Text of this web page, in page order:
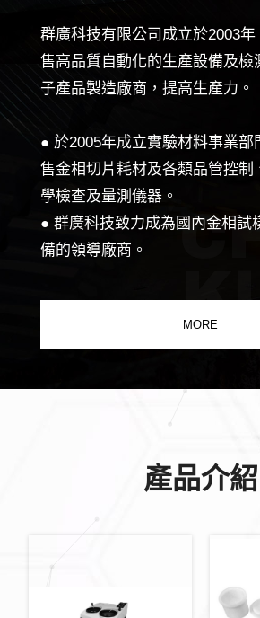
群廣科技有限公司成立於2003
售高品質自動化的生產設備及檢
子產品製造廠商，提高生產力。
● 於2005年成立實驗材料事業部
售金相切片耗材及各類品管控制
學檢查及量測儀器。
● 群廣科技致力成為國內金相試
備的領導廠商。
MORE
產品介紹